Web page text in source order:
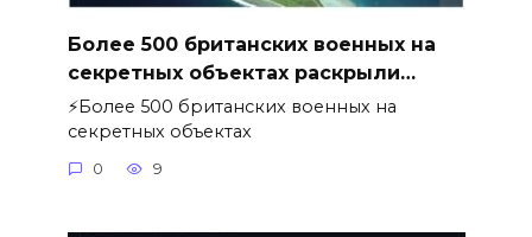
Более 500 британских военных на
секретных объектах раскрыли…
⚡️Более 500 британских военных на
секретных объектах
0 9